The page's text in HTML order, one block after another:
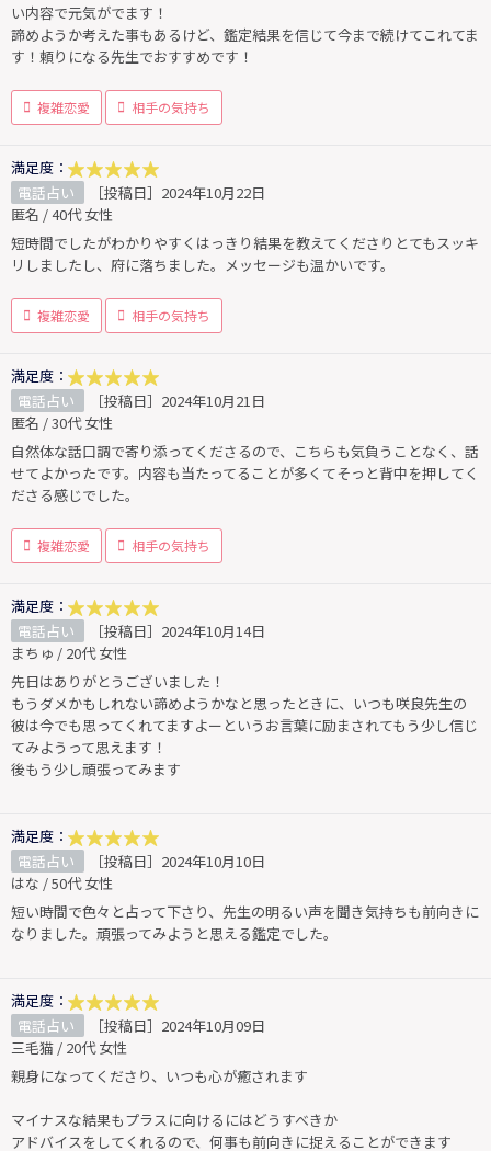
い内容で元気がでます！
諦めようか考えた事もあるけど、鑑定結果を信じて今まで続けてこれてま
す！頼りになる先生でおすすめです！
複雑恋愛 相手の気持ち
満足度：
電話占い
［投稿日］2024年10月22日
匿名 / 40代 女性
短時間でしたがわかりやすくはっきり結果を教えてくださりとてもスッキ
リしましたし、府に落ちました。メッセージも温かいです。
複雑恋愛 相手の気持ち
満足度：
電話占い
［投稿日］2024年10月21日
匿名 / 30代 女性
自然体な話口調で寄り添ってくださるので、こちらも気負うことなく、話
せてよかったです。内容も当たってることが多くてそっと背中を押してく
ださる感じでした。
複雑恋愛 相手の気持ち
満足度：
電話占い
［投稿日］2024年10月14日
まちゅ / 20代 女性
先日はありがとうございました！
もうダメかもしれない諦めようかなと思ったときに、いつも咲良先生の
彼は今でも思ってくれてますよーというお言葉に励まされてもう少し信じ
てみようって思えます！
後もう少し頑張ってみます
満足度：
電話占い
［投稿日］2024年10月10日
はな / 50代 女性
短い時間で色々と占って下さり、先生の明るい声を聞き気持ちも前向きに
なりました。頑張ってみようと思える鑑定でした。
満足度：
電話占い
［投稿日］2024年10月09日
三毛猫 / 20代 女性
親身になってくださり、いつも心が癒されます
マイナスな結果もプラスに向けるにはどうすべきか
アドバイスをしてくれるので、何事も前向きに捉えることができます